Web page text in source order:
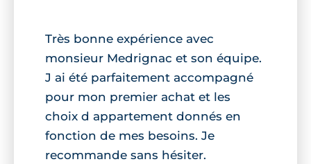
Très bonne expérience avec
monsieur Medrignac et son équipe.
J ai été parfaitement accompagné
pour mon premier achat et les
choix d appartement donnés en
fonction de mes besoins. Je
recommande sans hésiter.